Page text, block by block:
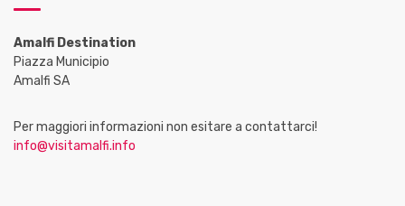
Amalfi Destination
Piazza Municipio
Amalfi SA
Per maggiori informazioni non esitare a contattarci!
info@visitamalfi.info